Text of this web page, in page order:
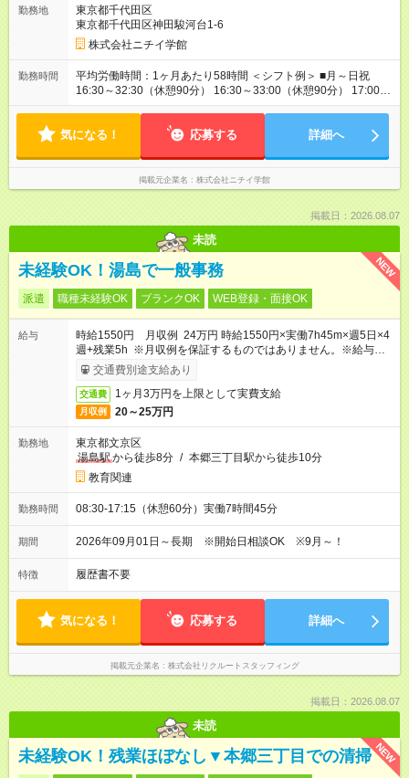
勤務地
東京都千代田区
東京都千代田区神田駿河台1-6
株式会社ニチイ学館
勤務時間
平均労働時間：1ヶ月あたり58時間 ＜シフト例＞ ■月～日祝
16:30～32:30（休憩90分） 16:30～33:00（休憩90分） 17:00～
32:30（休憩90分） 17:00～33:00（休憩90分） 14:00～
日でのシフト制 平均労働時間：1ヶ月あたり58時間 ＜シフト例
90分） 17:00～32:30（休憩90分） 17:00～33:00（休憩90分）
14:00～33:00（休憩90分） 9:00～17:00（休憩60分） ※上記時
間帯や曜日でのシフト制
気になる！ 応募する 詳細へ
掲載元企業名 株式会社ニチイ学館
掲載日：2026.08.07
未読
NEW
未経験OK！湯島で一般事務
派遣 職種未経験OK ブランクOK WEB登録・面接OK
給与
時給1550円 月収例 24万円 時給1550円×実働7h45m×週5日×4
週+残業5h ※月収例を保証するものではありません。※給与即受
取りサービス利用可（利用条件有）
交通費別途支給あり
交通費 1ヶ月3万円を上限として実費支給
月収例 20～25万円
勤務地
東京都文京区
湯島駅から徒歩8分 / 本郷三丁目駅から徒歩10分
教育関連
勤務時間 08:30-17:15（休憩60分）実働7時間45分
期間 2026年09月01日～長期 ※開始日相談OK ※9月～！
特徴 履歴書不要
気になる！ 応募する 詳細へ
掲載元企業名 株式会社リクルートスタッフィング
掲載日：2026.08.07
未読
NEW
未経験OK！残業ほぼなし▼本郷三丁目での清掃